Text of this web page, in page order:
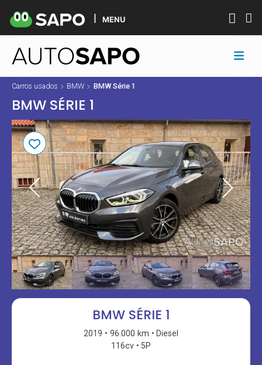
MENU
Carros usados BMW BMW Série 1
BMW SÉRIE 1
BMW SÉRIE 1
2019 96.000 km
Diesel
116cv
5P